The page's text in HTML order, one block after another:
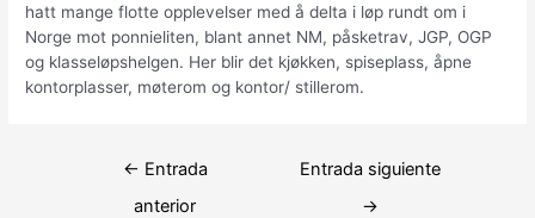
hatt mange flotte opplevelser med å delta i løp rundt om i
Norge mot ponnieliten, blant annet NM, påsketrav, JGP, OGP
og klasseløpshelgen. Her blir det kjøkken, spiseplass, åpne
kontorplasser, møterom og kontor/ stillerom.
Navegación
← Entrada
anterior
Entrada siguiente
→